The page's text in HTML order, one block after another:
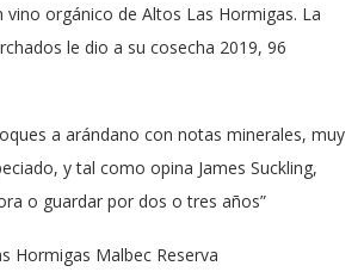
vino orgánico de Altos Las Hormigas. La
le dio a su cosecha 2019, 96
a arándano con notas minerales, muy
y tal como opina James Suckling,
o guardar por dos o tres años”